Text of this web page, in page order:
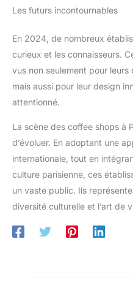
Les futurs incontournables
En 2024, de nombreux
curieux et les connaisseurs.
vus non seulement pour
mais aussi pour leur design
attentionné.
La scène des coffee shops à
d’évoluer. En adoptant une
internationale, tout en
culture parisienne, ces
un vaste public. Ils
diversité culturelle et l’art de